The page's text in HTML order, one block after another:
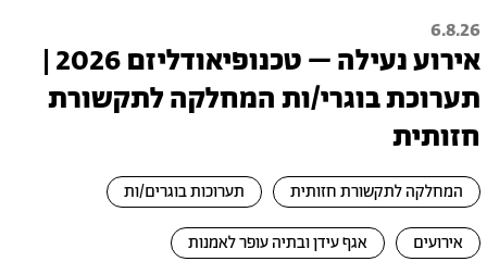
6.8.26
אירוע נעילה – טכנופיאודליזם 2026 |
תערוכת בוגרי/ות המחלקה לתקשורת
חזותית
המחלקה לתקשורת חזותית תערוכות בוגרים/ות
אירועים אגף עידן ובתיה עופר לאמנות